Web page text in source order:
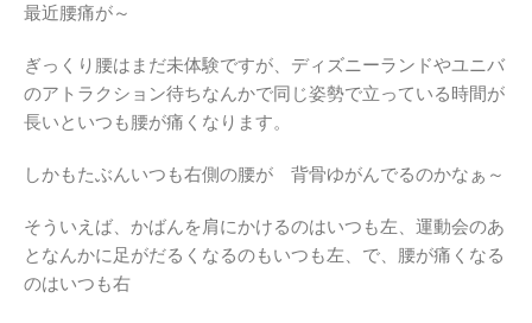
最近腰痛が～
ぎっくり腰はまだ未体験ですが、ディズニーランドやユニバ
のアトラクション待ちなんかで同じ姿勢で立っている時間が
長いといつも腰が痛くなります。
しかもたぶんいつも右側の腰が 背骨ゆがんでるのかなぁ～
そういえば、かばんを肩にかけるのはいつも左、運動会のあ
となんかに足がだるくなるのもいつも左、で、腰が痛くなる
のはいつも右